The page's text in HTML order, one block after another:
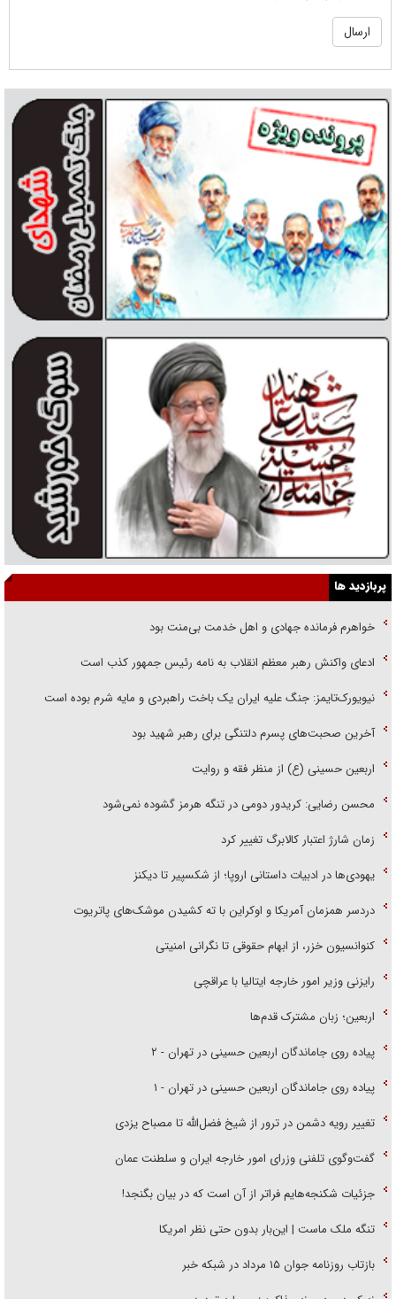
پربازدید ها
خواهرم فرمانده جهادی و اهل خدمت بی‌منت بود
ادعای واکنش رهبر معظم انقلاب به نامه رئیس جمهور کذب است
نیویورک‌تایمز: جنگ علیه ایران یک باخت راهبردی و مایه شرم بوده است
آخرین صحبت‌های پسرم دلتنگی برای رهبر شهید بود
اربعین حسینی (ع) از منظر فقه و روایت
محسن رضایی: کریدور دومی در تنگه هرمز گشوده نمی‌شود
زمان شارژ اعتبار کالابرگ تغییر کرد
یهودی‌ها در ادبیات داستانی اروپا؛ از شکسپیر تا دیکنز
دردسر همزمان آمریکا و اوکراین با ته کشیدن موشک‌های پاتریوت
کنوانسیون خزر، از ابهام حقوقی تا نگرانی امنیتی
رایزنی وزیر امور خارجه ایتالیا با عراقچی
اربعین؛ زبان مشترک قدم‌ها
پیاده روی جاماندگان اربعین حسینی در تهران - ۲
پیاده روی جاماندگان اربعین حسینی در تهران - ۱
تغییر رویه دشمن در ترور از شیخ فضل‌الله تا مصباح یزدی
گفت‌وگوی تلفنی وزرای امور خارجه ایران و سلطنت عمان
جزئیات شکنجه‌هایم فراتر از آن است که در بیان بگنجد!
تنگه ملک ماست | این‌بار بدون حتی نظر امریکا
بازتاب روزنامه جوان ۱۵ مرداد در شبکه خبر